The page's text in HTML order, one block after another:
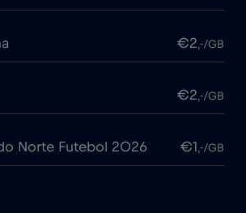
€2,-/GB
€2,-/GB
Norte Futebol 2026 €1 ,-/GB